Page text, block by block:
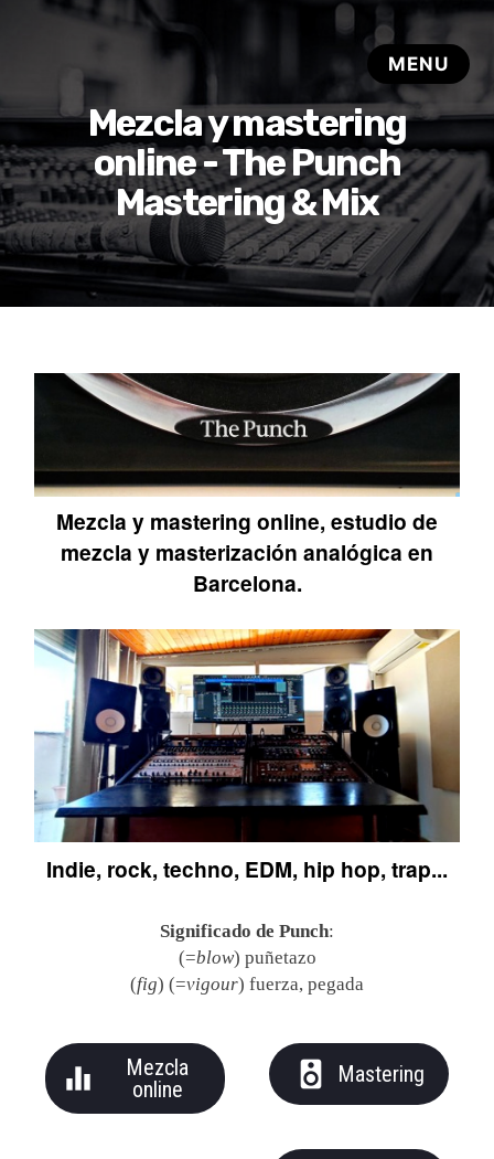
Mezcla y mastering
online - The Punch
Mastering & Mix
Mezcla y mastering online, estudio de
mezcla y masterización analógica en
Barcelona.
Indie, rock, techno, EDM, hip hop, trap...
Significado de Punch:
(=blow) puñetazo
(fig) (=vigour) fuerza, pegada
equalizer
Mezcla
online
speaker Mastering